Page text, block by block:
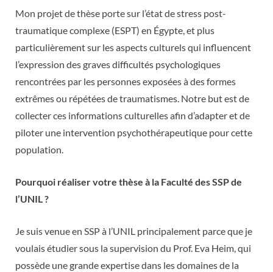
Mon projet de thèse porte sur l’état de stress post-
traumatique complexe (ESPT) en Égypte, et plus
particulièrement sur les aspects culturels qui influencent
l’expression des graves difficultés psychologiques
rencontrées par les personnes exposées à des formes
extrêmes ou répétées de traumatismes. Notre but est de
collecter ces informations culturelles afin d’adapter et de
piloter une intervention psychothérapeutique pour cette
population.
Pourquoi réaliser votre thèse à la Faculté des SSP de
l’UNIL ?
Je suis venue en SSP à l’UNIL principalement parce que je
voulais étudier sous la supervision du Prof. Eva Heim, qui
possède une grande expertise dans les domaines de la